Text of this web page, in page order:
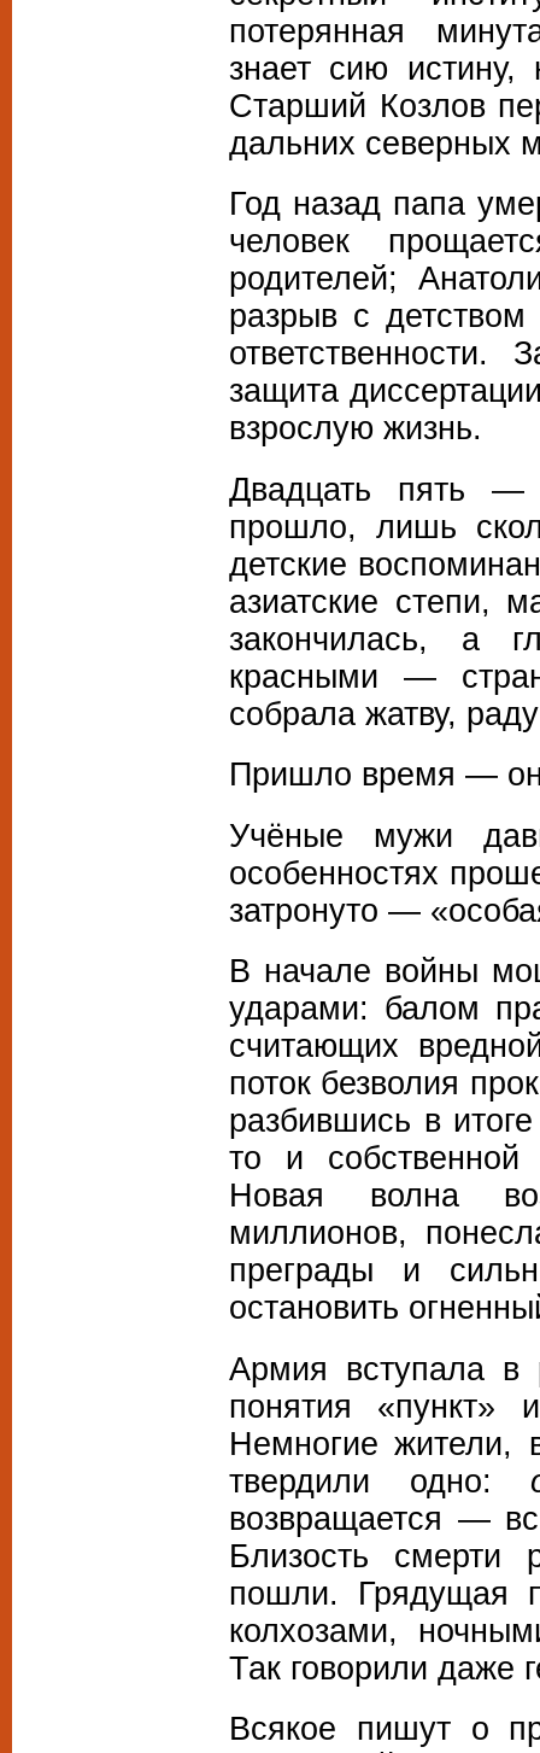
потерянная
знает сию истину,
Старший Козлов
дальних северных
Год назад папа
человек
родителей;
разрыв с детством
защита
взрослую жизнь.
Двадцать пять —
прошло, лишь
детские
азиатские степи,
закончилась, а
красными —
собрала жатву,
Пришло время —
Учёные мужи
особенностях
затронуто —
В начале войны
ударами: балом
считающих
поток безволия
разбившись в
то и собственной
Новая волна
миллионов,
преграды и
остановить
Армия вступала в
понятия «пункт»
Немногие жители,
твердили одно:
возвращается —
Близость смерти
пошли. Грядущая
колхозами,
Так говорили даже
Всякое пишут о